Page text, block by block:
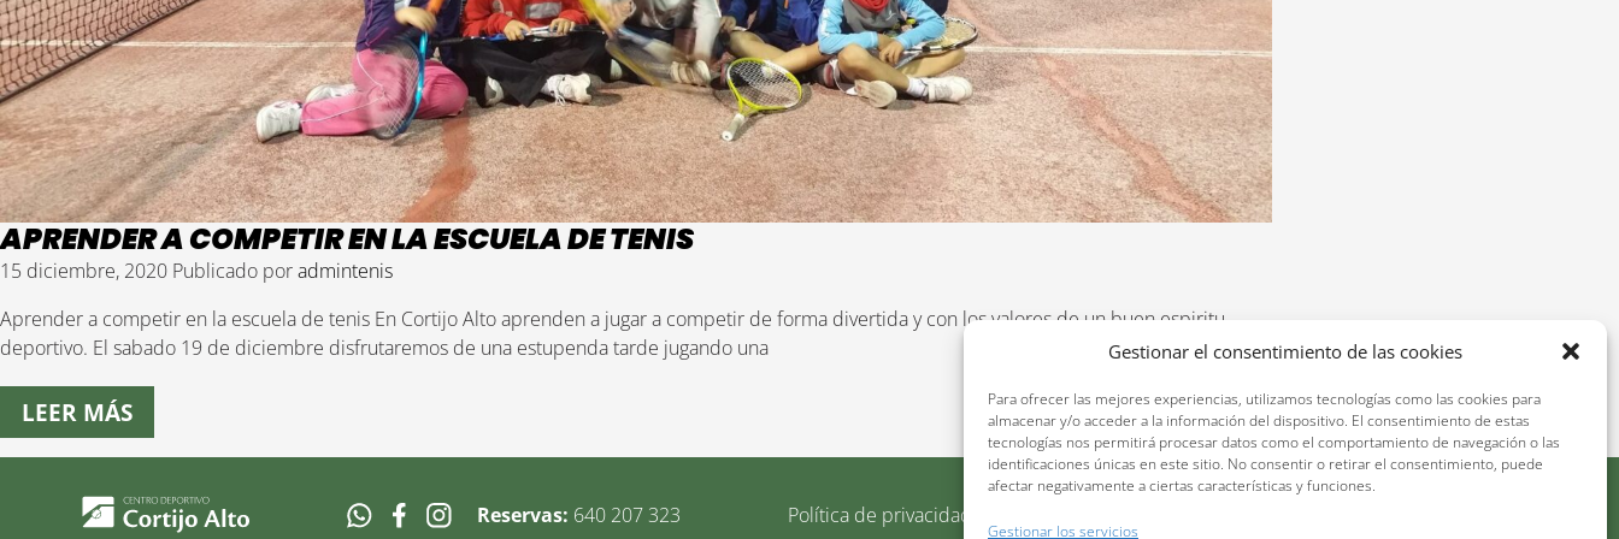
Gestionar el consentimiento de las cookies
Para ofrecer las mejores experiencias, utilizamos tecnologías como las cookies para
almacenar y/o acceder a la información del dispositivo. El consentimiento de estas
tecnologías nos permitirá procesar datos como el comportamiento de navegación o las
identificaciones únicas en este sitio. No consentir o retirar el consentimiento, puede
afectar negativamente a ciertas características y funciones.
Gestionar los servicios
APRENDER A COMPETIR EN LA ESCUELA DE TENIS
15 diciembre, 2020 Publicado poradmintenis
Aprender a competir en la escuela de tenis En Cortijo Alto aprenden a jugar a competir de forma divertida y con los valores de un buen espiritu
deportivo. El sabado 19 de diciembre disfrutaremos de una estupenda tarde jugando una
LEER MÁS
Reservas: 640 207 323 Política de privacidad